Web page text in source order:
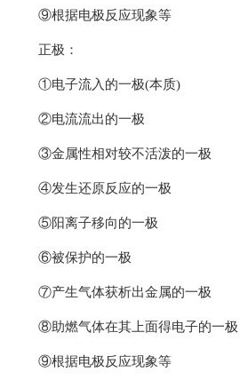
⑨根据电极反应现象等
正极：
①电子流入的一极(本质)
②电流流出的一极
③金属性相对较不活泼的一极
④发生还原反应的一极
⑤阳离子移向的一极
⑥被保护的一极
⑦产生气体获析出金属的一极
⑧助燃气体在其上面得电子的一极
⑨根据电极反应现象等